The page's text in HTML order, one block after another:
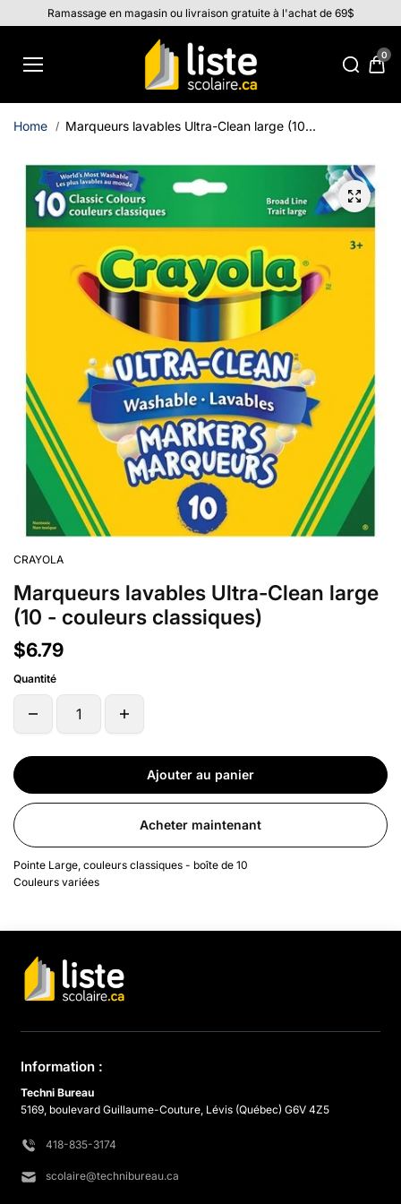
Aller au
contenu
Ramassage en magasin ou livraison gratuite à l'achat de 69$
0
Home Marqueurs lavables Ultra-Clean large (10...
CRAYOLA
Marqueurs lavables Ultra-Clean large
(10 - couleurs classiques)
$6.79
Quantité
Ajouter au panier
Acheter maintenant
Pointe Large, couleurs classiques - boîte de 10
Couleurs variées
Information :
Techni Bureau
5169, boulevard Guillaume-Couture, Lévis (Québec) G6V 4Z5
418-835-3174
scolaire@technibureau.ca